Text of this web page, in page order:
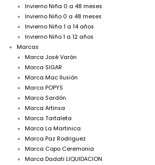
Invierno Niña 0 a 48 meses
Invierno Niño 0 a 48 meses
Invierno Niña 1 a 14 años
Invierno Niño 1 a 12 años
Marcas
Marca José Varón
Marca SIGAR
Marca Mac Ilusión
Marca POPYS
Marca Sardón
Marca Artinsa
Marca Tartaleta
Marca La Martinica
Marca Paz Rodriguez
Marca Copo Ceremonia
Marca Dadati LIQUIDACION